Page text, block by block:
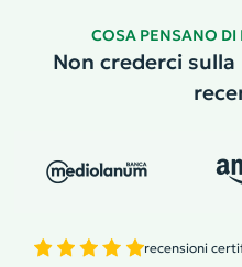
COSA PENSANO DI
Non crederci
recensioni